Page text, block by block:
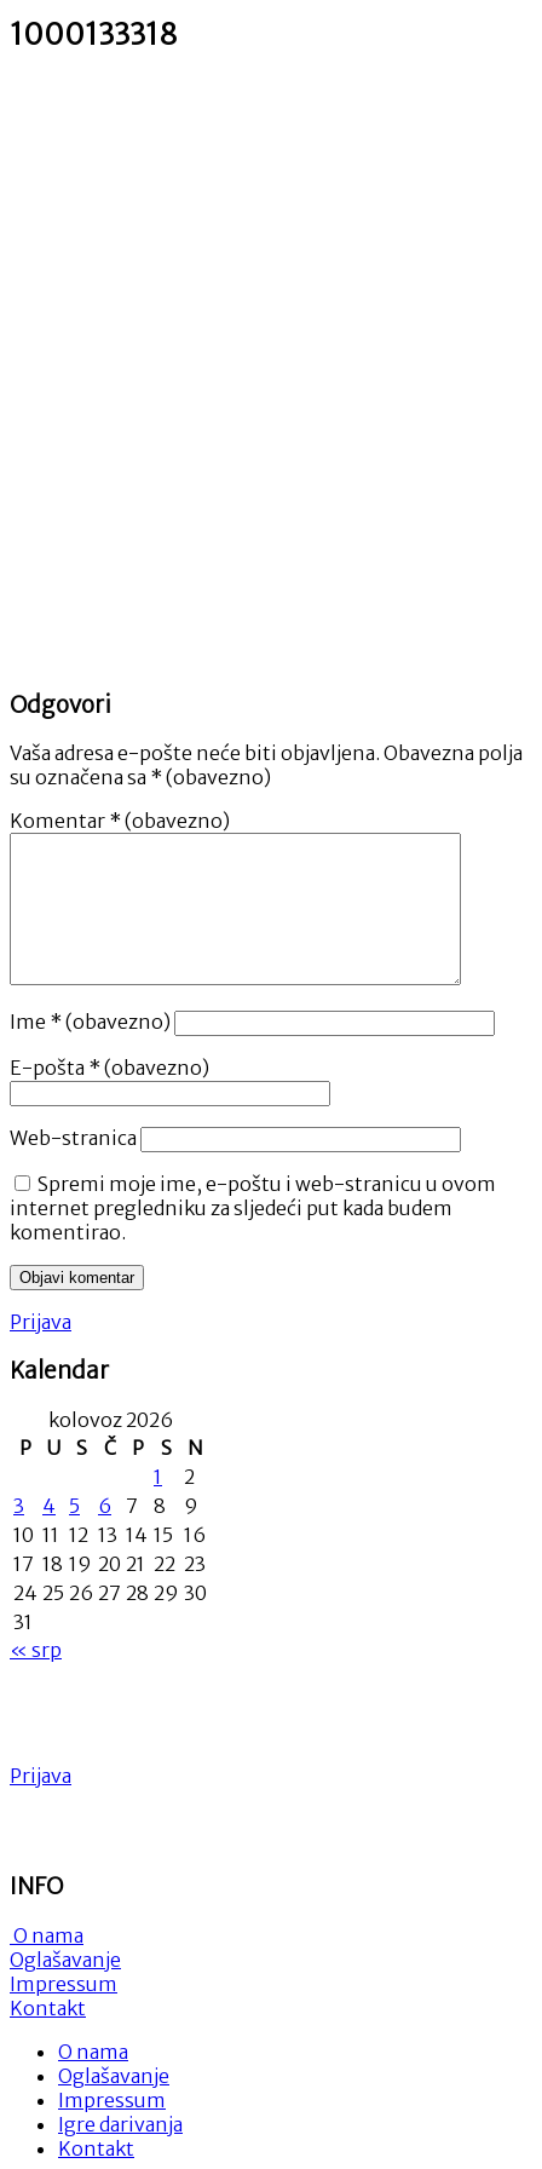
1000133318
Odgovori
Vaša adresa e-pošte neće biti objavljena. Obavezna polja
su označena sa * (obavezno)
Komentar * (obavezno)
Ime * (obavezno)
E-pošta * (obavezno)
Web-stranica
Spremi moje ime, e-poštu i web-stranicu u ovom
internet pregledniku za sljedeći put kada budem
komentirao.
Prijava
Kalendar
kolovoz 2026
P
U S Č P S
N
1
2
3
4 5 6 7 8
9
10 11 12 13 14 15 16
17 18 19 20 21 22 23
24 25 26 27 28 29 30
31
« srp
Prijava
INFO
O nama
Oglašavanje
Impressum
Kontakt
O nama
Oglašavanje
Impressum
Igre darivanja
Kontakt